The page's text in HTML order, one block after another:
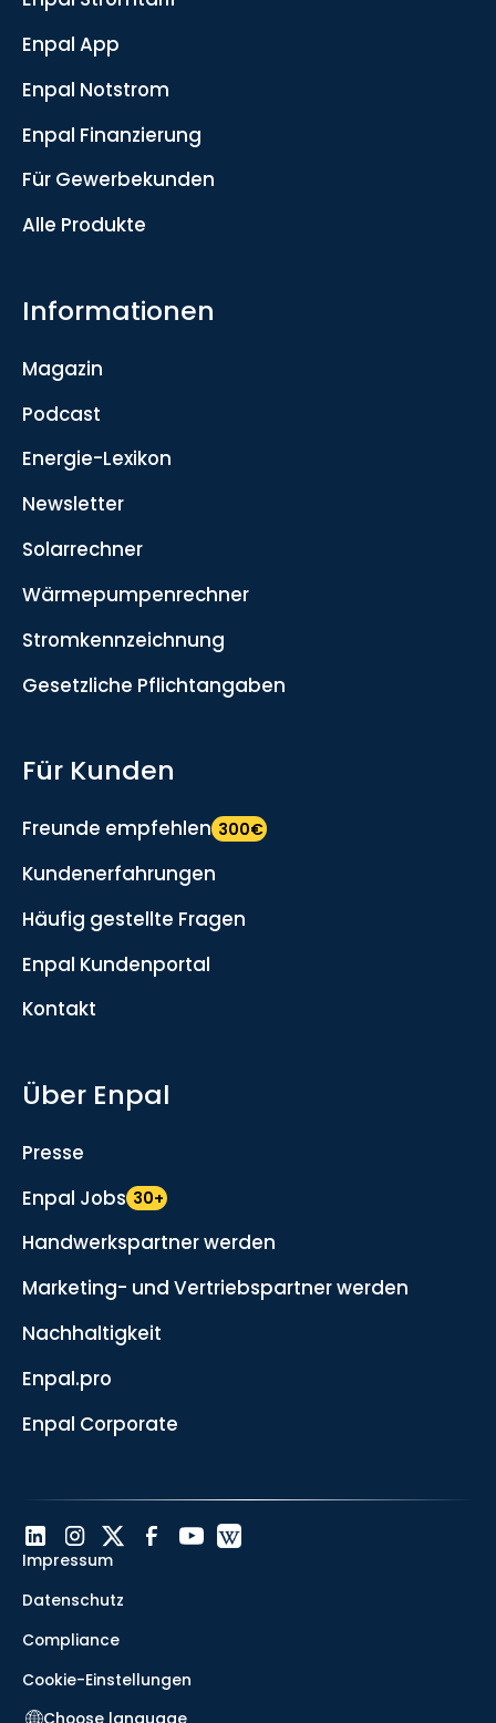
Enpal App
Enpal Notstrom
Enpal Finanzierung
Für Gewerbekunden
Alle Produkte
Informationen
Magazin
Podcast
Energie-Lexikon
Newsletter
Solarrechner
Wärmepumpenrechner
Stromkennzeichnung
Gesetzliche Pflichtangaben
Für Kunden
Freunde empfehlen 300€
Kundenerfahrungen
Häufig gestellte Fragen
Enpal Kundenportal
Kontakt
Über Enpal
Presse
Enpal Jobs 30+
Handwerkspartner werden
Marketing- und Vertriebspartner werden
Nachhaltigkeit
Enpal.pro
Enpal Corporate
Impressum
Datenschutz
Compliance
Cookie-Einstellungen